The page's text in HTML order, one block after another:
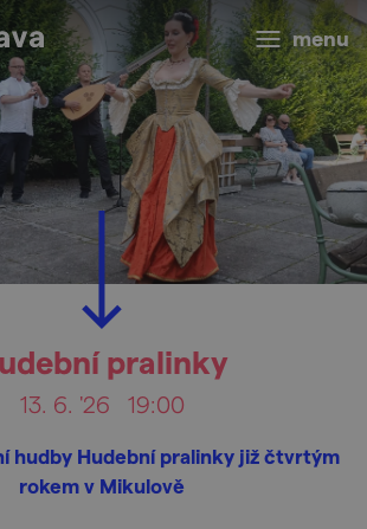
menu
pralinky
13. 6. '26 19:00
hudby Hudební pralinky již čtvrtým
rokem v Mikulově